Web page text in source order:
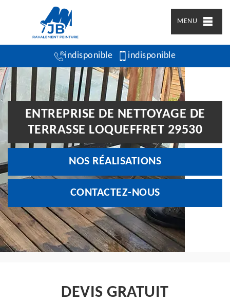
MENU
indisponible indisponible
ENTREPRISE DE NETTOYAGE DE
TERRASSE LOQUEFFRET 29530
NOS RÉALISATIONS
CONTACTEZ-NOUS
DEVIS GRATUIT